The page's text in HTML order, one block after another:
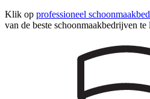
Klik op professioneel
van de beste schoonmaakbedrijven